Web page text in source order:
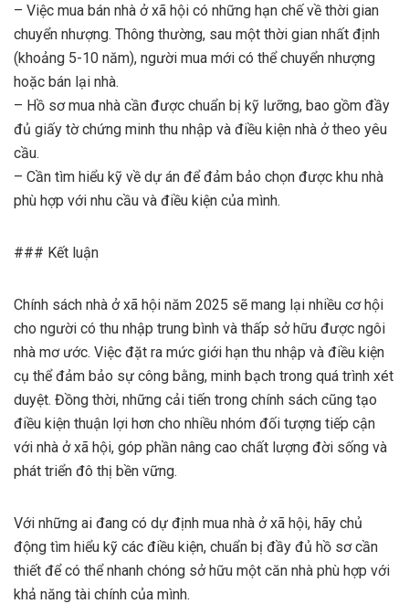
– Việc mua bán nhà ở xã hội có những hạn chế về thời gian
chuyển nhượng. Thông thường, sau một thời gian nhất định
(khoảng 5-10 năm), người mua mới có thể chuyển nhượng
hoặc bán lại nhà.
– Hồ sơ mua nhà cần được chuẩn bị kỹ lưỡng, bao gồm đầy
đủ giấy tờ chứng minh thu nhập và điều kiện nhà ở theo yêu
cầu.
– Cần tìm hiểu kỹ về dự án để đảm bảo chọn được khu nhà
phù hợp với nhu cầu và điều kiện của mình.
### Kết luận
Chính sách nhà ở xã hội năm 2025 sẽ mang lại nhiều cơ hội
cho người có thu nhập trung bình và thấp sở hữu được ngôi
nhà mơ ước. Việc đặt ra mức giới hạn thu nhập và điều kiện
cụ thể đảm bảo sự công bằng, minh bạch trong quá trình xét
duyệt. Đồng thời, những cải tiến trong chính sách cũng tạo
điều kiện thuận lợi hơn cho nhiều nhóm đối tượng tiếp cận
với nhà ở xã hội, góp phần nâng cao chất lượng đời sống và
phát triển đô thị bền vững.
Với những ai đang có dự định mua nhà ở xã hội, hãy chủ
động tìm hiểu kỹ các điều kiện, chuẩn bị đầy đủ hồ sơ cần
thiết để có thể nhanh chóng sở hữu một căn nhà phù hợp với
khả năng tài chính của mình.